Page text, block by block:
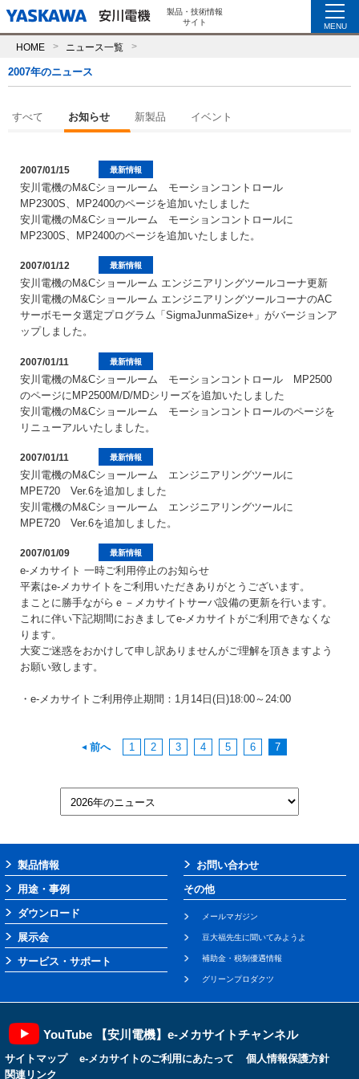
製品・技術情報
サイト
MENU
HOME ニュース一覧
2007年のニュース
すべて お知らせ 新製品 イベント
最新情報
2007/01/15
安川電機のM&Cショールーム モーションコントロール
MP2300S、MP2400のページを追加いたしました
安川電機のM&Cショールーム モーションコントロールに
MP2300S、MP2400のページを追加いたしました。
最新情報
2007/01/12
安川電機のM&Cショールーム エンジニアリングツールコーナ更新
安川電機のM&Cショールーム エンジニアリングツールコーナのAC
サーボモータ選定プログラム「SigmaJunmaSize+」がバージョンア
ップしました。
最新情報
2007/01/11
安川電機のM&Cショールーム モーションコントロール MP2500
のページにMP2500M/D/MDシリーズを追加いたしました
安川電機のM&Cショールーム モーションコントロールのページを
リニューアルいたしました。
最新情報
2007/01/11
安川電機のM&Cショールーム エンジニアリングツールに
MPE720 Ver.6を追加しました
安川電機のM&Cショールーム エンジニアリングツールに
MPE720 Ver.6を追加しました。
最新情報
2007/01/09
e-メカサイト 一時ご利用停止のお知らせ
平素はe-メカサイトをご利用いただきありがとうございます。
まことに勝手ながらｅ－メカサイトサーバ設備の更新を行います。
これに伴い下記期間におきましてe-メカサイトがご利用できなくな
ります。
大変ご迷惑をおかけして申し訳ありませんがご理解を頂きますよう
お願い致します。
・e-メカサイトご利用停止期間：1月14日(日)18:00～24:00
前へ 1 2 3 4 5 6 7
製品情報
用途・事例
ダウンロード
展示会
サービス・サポート
お問い合わせ
その他
メールマガジン
豆大福先生に聞いてみようよ
補助金・税制優遇情報
グリーンプロダクツ
YouTube 【安川電機】e-メカサイトチャンネル
サイトマップ e-メカサイトのご利用にあたって
個人情報保護方針
関連リンク